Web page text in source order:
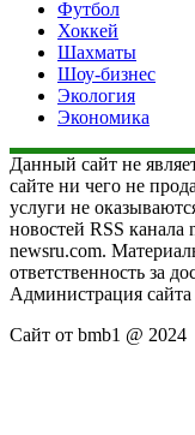
Футбол
Хоккей
Шахматы
Шоу-бизнес
Экология
Экономика
Данный сайт не
сайте ни чего не
услуги не
новостей RSS канала
newsru.com.
ответственность за
Администрация сайта
Сайт от bmb1 @ 2024